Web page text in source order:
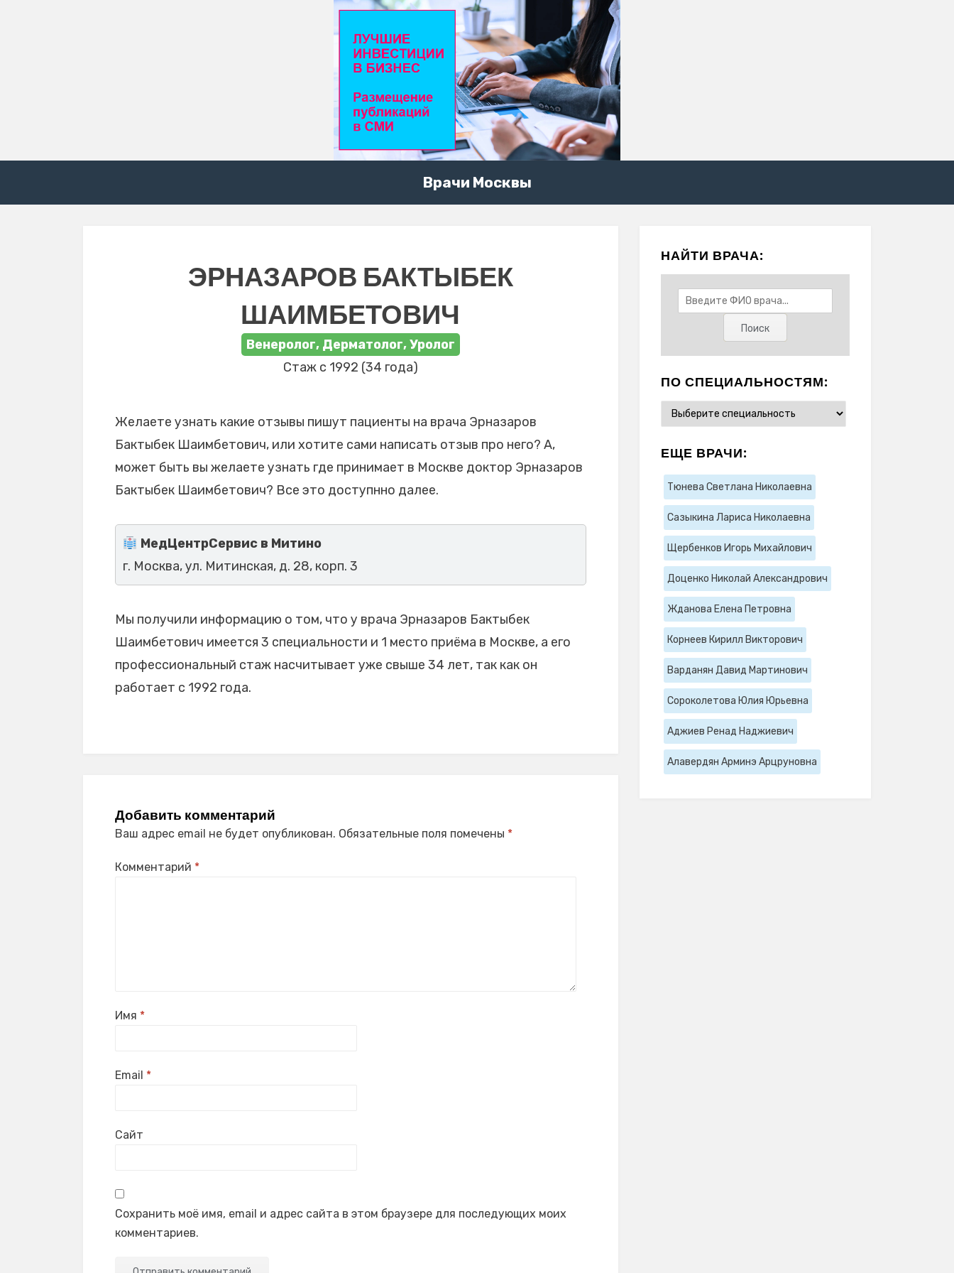
Врачи Москвы
ЭРНАЗАРОВ БАКТЫБЕК
ШАИМБЕТОВИЧ
Венеролог, Дерматолог, Уролог
Стаж с 1992 (34 года)
Желаете узнать какие отзывы пишут пациенты на врача Эрназаров
Бактыбек Шаимбетович, или хотите сами написать отзыв про него? А,
может быть вы желаете узнать где принимает в Москве доктор Эрназаров
Бактыбек Шаимбетович? Все это доступнно далее.
МедЦентрСервис в Митино
г. Москва, ул. Митинская, д. 28, корп. 3
Мы получили информацию о том, что у врача Эрназаров Бактыбек
Шаимбетович имеется 3 специальности и 1 место приёма в Москве, а его
профессиональный стаж насчитывает уже свыше 34 лет, так как он
работает с 1992 года.
Добавить комментарий
Ваш адрес email не будет опубликован. Обязательные поля помечены *
Комментарий *
Имя *
Email *
Сайт
Сохранить моё имя, email и адрес сайта в этом браузере для последующих моих
комментариев.
НАЙТИ ВРАЧА:
ПО СПЕЦИАЛЬНОСТЯМ:
ЕЩЕ ВРАЧИ:
Тюнева Светлана Николаевна
Сазыкина Лариса Николаевна
Щербенков Игорь Михайлович
Доценко Николай Александрович
Жданова Елена Петровна
Корнеев Кирилл Викторович
Варданян Давид Мартинович
Сороколетова Юлия Юрьевна
Аджиев Ренад Наджиевич
Алавердян Арминэ Арцруновна